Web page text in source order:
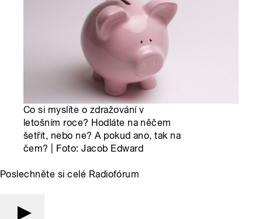
Co si myslíte o zdražování v
letošním roce? Hodláte na něčem
šetřit, nebo ne? A pokud ano, tak na
čem? | Foto: Jacob Edward
Poslechněte si celé Radiofórum